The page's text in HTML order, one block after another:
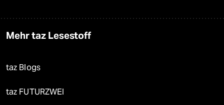
Mehr taz Lesestoff
taz Blogs
taz FUTURZWEI